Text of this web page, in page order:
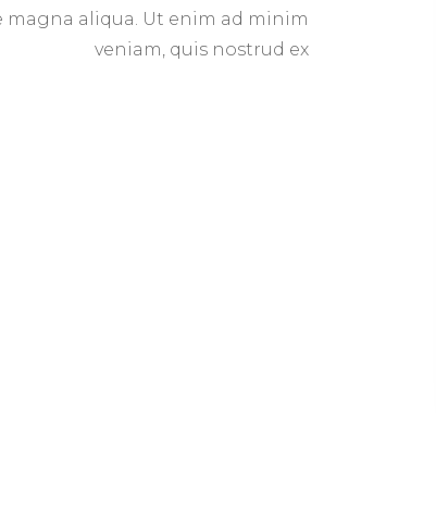
magna aliqua. Ut enim ad minim
veniam, quis nostrud ex